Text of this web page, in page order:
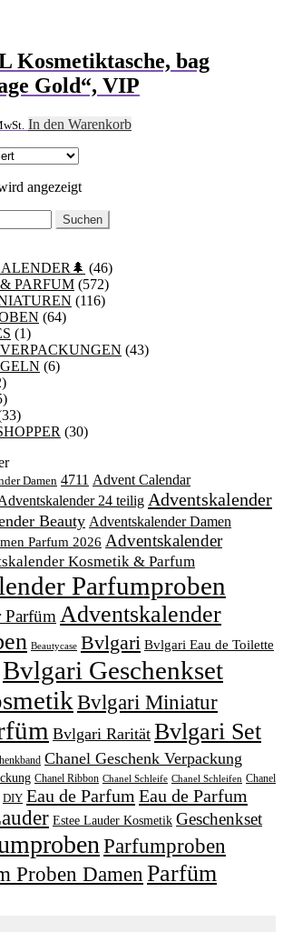
Kosmetiktasche, bag
Gold“, VIP
In den Warenkorb
angezeigt
Suchen
(46)
PARFUM (572)
(116)
(64)
(1)
(43)
(6)
(30)
Damen 4711 Advent Calendar
24 teilig Adventskalender
Beauty Adventskalender Damen
Parfum 2026 Adventskalender
Kosmetik & Parfum
Parfumproben
Parfüm Adventskalender
Beautycase Bvlgari Bvlgari Eau de Toilette
Bvlgari Geschenkset
Bvlgari Miniatur
Bvlgari Rarität Bvlgari Set
Chanel Geschenk Verpackung
Chanel Ribbon Chanel Schleife Chanel Schleifen Chanel
DIY Eau de Parfum Eau de Parfum
Estee Lauder Kosmetik Geschenkset
Parfumproben
Proben Damen Parfüm